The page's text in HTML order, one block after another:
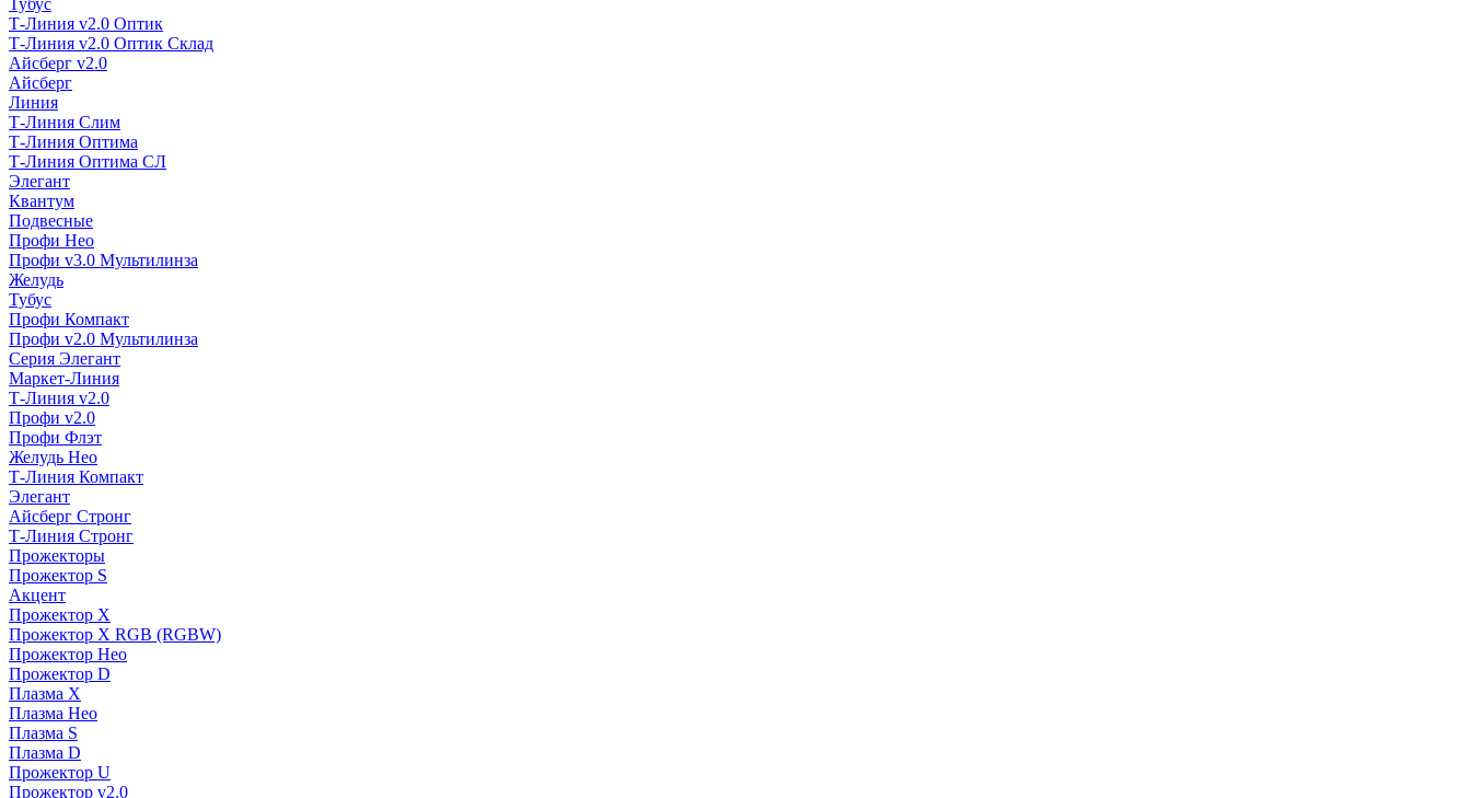
Тубус
Т-Линия v2.0 Оптик
Т-Линия v2.0 Оптик Склад
Айсберг v2.0
Айсберг
Линия
Т-Линия Слим
Т-Линия Оптима
Т-Линия Оптима СЛ
Элегант
Квантум
Подвесные
Профи Нео
Профи v3.0 Мультилинза
Желудь
Тубус
Профи Компакт
Профи v2.0 Мультилинза
Серия Элегант
Маркет-Линия
Т-Линия v2.0
Профи v2.0
Профи Флэт
Желудь Нео
Т-Линия Компакт
Элегант
Айсберг Стронг
Т-Линия Стронг
Прожекторы
Прожектор S
Акцент
Прожектор X
Прожектор Х RGB (RGBW)
Прожектор Нео
Прожектор D
Плазма X
Плазма Нео
Плазма S
Плазма D
Прожектор U
Прожектор v2.0